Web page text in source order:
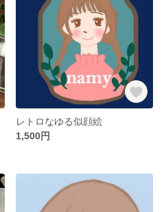
レトロなゆる似顔絵
1,500円